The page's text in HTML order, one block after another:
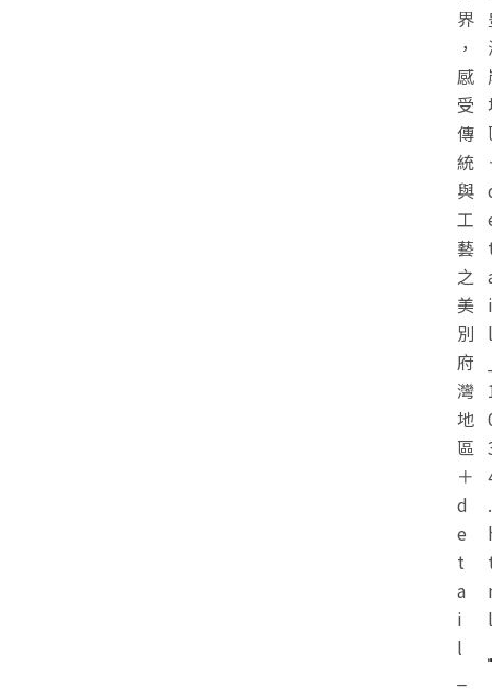
界
，
感
受
傳
統
與
工
藝
之
美
別
府
灣
地
區
＋
d
e
t
a
i
l
i
l
.
l